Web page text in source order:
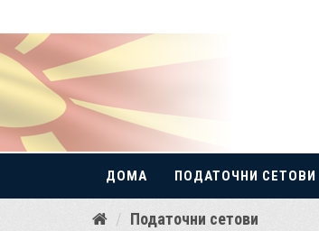
Прескокнете
ДОМА ПОДАТОЧНИ СЕТОВИ
Податочни сетови